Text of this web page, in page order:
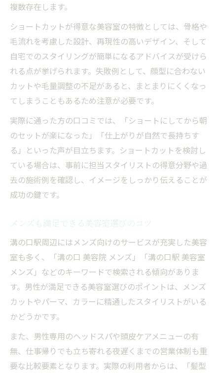
複数存在します。
ショートカットが得意な美容室の特徴としては、骨格や
毛流れを考慮した設計、再現性の高いデザイン、そして
自宅でのスタイリングが簡単になるアドバイスが受けら
れる点が挙げられます。失敗例として、顔型に合わない
カットや毛量調整の不足があると、まとまりにくくなっ
てしまうこともあるため注意が必要です。
実際に通った方の口コミでは、「ショートにしてから朝
のセットが楽になった」「仕上がりが自然で長持ちす
る」といった声が目立ちます。ショートカットを検討し
ている場合は、事前に担当スタイリストの得意分野や過
去の施術例を確認し、イメージをしっかり伝えることが
成功の鍵です。
メンズも満足できる美容室選びのコツ
溝の口駅周辺にはメンズ向けのサービスが充実した美容
室も多く、「溝の口 美容院 メンズ」「溝の口駅 美容室
メンズ」などのキーワードで検索される傾向がありま
す。男性が満足できる美容室選びのポイントは、メンズ
カットやパーマ、カラーに精通したスタイリストがいる
かどうかです。
また、男性専用のヘッドスパや頭皮ケアメニューの有
無、仕事帰りでも立ち寄れる夜遅くまでの営業体制も重
要な比較要素となります。実際の利用者からは、「髪型